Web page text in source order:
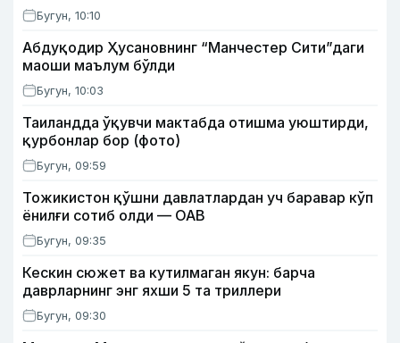
Бугун, 10:10
Абдуқодир Ҳусановнинг “Манчестер Сити”даги
маоши маълум бўлди
Бугун, 10:03
Таиландда ўқувчи мактабда отишма уюштирди,
қурбонлар бор (фото)
Бугун, 09:59
Тожикистон қўшни давлатлардан уч баравар кўп
ёнилғи сотиб олди — ОАВ
Бугун, 09:35
Кескин сюжет ва кутилмаган якун: барча
даврларнинг энг яхши 5 та триллери
Бугун, 09:30